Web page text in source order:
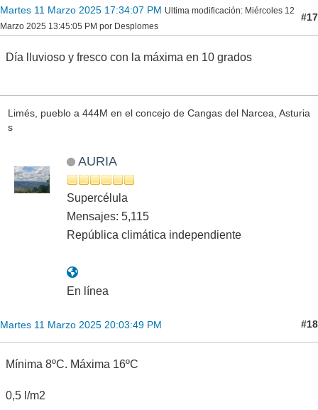
Martes 11 Marzo 2025 17:34:07 PM Ultima modificación: Miércoles 12
Marzo 2025 13:45:05 PM por Desplomes
#17
Día lluvioso y fresco con la máxima en 10 grados
Limés, pueblo a 444M en el concejo de Cangas del Narcea, Asturia
s
AURIA
Supercélula
Mensajes: 5,115
República climática independiente
En línea
Martes 11 Marzo 2025 20:03:49 PM #18
Mínima 8ºC. Máxima 16ºC
0,5 l/m2